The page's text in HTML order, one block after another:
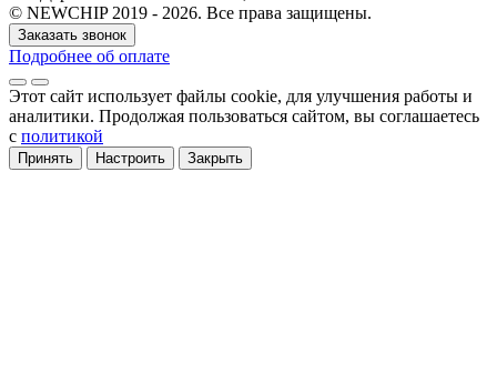
© NEWCHIP 2019 - 2026. Все права защищены.
Заказать звонок
Подробнее об оплате
Этот сайт использует файлы cookie, для улучшения работы и
аналитики. Продолжая пользоваться сайтом, вы соглашаетесь
с политикой
Принять Настроить Закрыть